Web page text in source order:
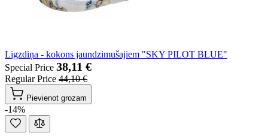
Ligzdiņa - kokons jaundzimušajiem "SKY PILOT BLUE"
Special Price 38,11 €
Regular Price 44,10 €
Pievienot grozam
-14%